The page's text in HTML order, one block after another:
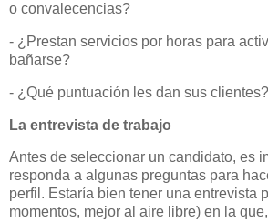
o convalecencias?
- ¿Prestan servicios por horas para
bañarse?
- ¿Qué puntuación les dan sus clientes?
La entrevista de trabajo
Antes de seleccionar un candidato, es
responda a algunas preguntas para
perfil. Estaría bien tener una entrevista
momentos, mejor al aire libre) en la